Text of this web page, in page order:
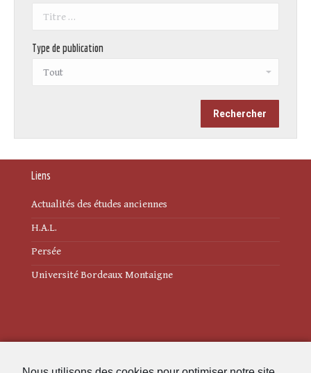
Type de publication
Liens
Actualités des études anciennes
H.A.L.
Persée
Université Bordeaux Montaigne